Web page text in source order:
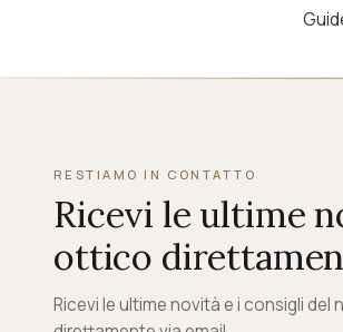
RESTIAMO IN CONTATTO
Ricevi le ultime
ottico
Ricevi le ultime novità e i consigli